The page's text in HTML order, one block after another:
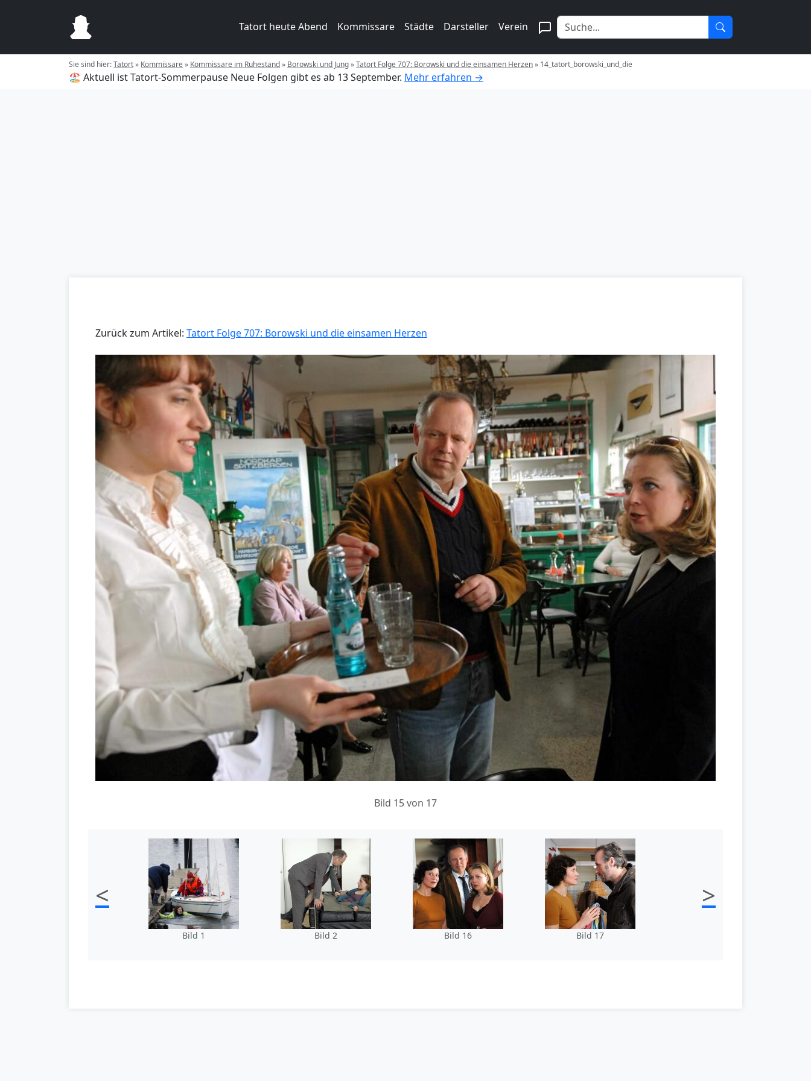
Tatort heute Abend Kommissare Städte Darsteller Verein
Sie sind hier:Tatort» Kommissare» Kommissare im Ruhestand» Borowski und Jung»Tatort Folge 707: Borowski und die einsamen Herzen» 14_tatort_borowski_und_die
🏖️ Aktuell ist Tatort-Sommerpause Neue Folgen gibt es ab 13 September. Mehr erfahren →
Zurück zum Artikel: Tatort Folge 707: Borowski und die einsamen Herzen
Bild 15 von 17
<
Bild 1 Bild 2 Bild 16 Bild 17
>